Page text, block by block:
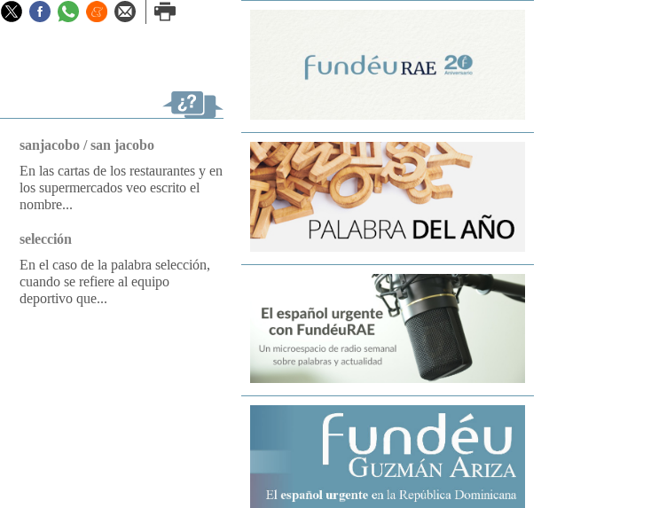
TwitterFacebook
Whatsapp
Menéame
Enviar porImprimir
sanjacobo / san jacobo
En las cartas de los restaurantes y en
los supermercados veo escrito el
nombre...
selección
En el caso de la palabra selección,
cuando se refiere al equipo
deportivo que...